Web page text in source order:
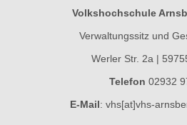
Volkshochschule
Verwaltungssitz und
Werler Str. 2a |
Telefon 02932
E-Mail : vhs[at]vhs-